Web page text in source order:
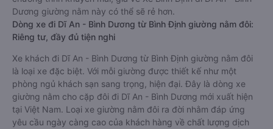
Dương giường nằm này có thể sẽ rẻ hơn.
Dòng xe đi Dĩ An - Bình Dương từ Bình Định giường nằm đôi:
Riêng tư, đầy đủ tiện nghi
Xe khách đi Dĩ An - Bình Dương từ Bình Định giường nằm đôi
là loại xe đặc biệt. Với mỗi giường được thiết kế như một
phòng ngủ khách sạn sang trọng, hiện đại. Đây là dòng xe
giường nằm cho cặp đôi đi Dĩ An - Bình Dương mới xuất hiện
tại Việt Nam. Loại xe giường nằm đôi ra đời nhằm đáp ứng
yêu cầu ngày càng cao của khách hàng về chất lượng dịch